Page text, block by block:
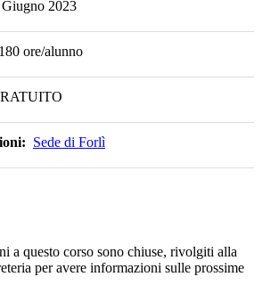
Giugno 2023
180 ore/alunno
Sede di Forlì
a questo corso sono chiuse, rivolgiti alla
per avere informazioni sulle prossime